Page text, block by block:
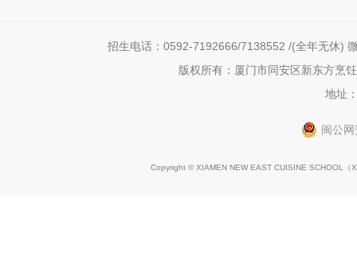
招生电话：0592-7192666/7138552 /(全年无休)
版权所有：厦门市同安区新东方烹
地址
闽公
Copyright © XIAMEN NEW EAST CUISINE SCHOOL（